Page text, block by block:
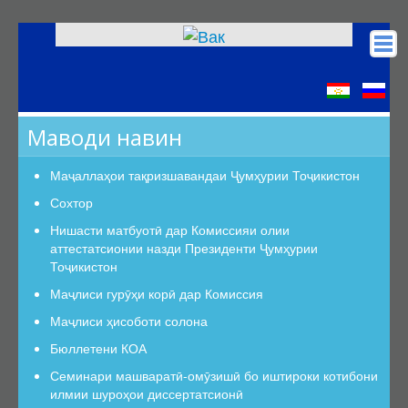
КОА
Низомномаҳо
Шуъбаи аттестатсионӣ
Шуъбаҳои аттестатсионии илмӣ
Дастурамалҳои вазифавии кормандони шуъба
Раёсат
Аъзои Раёсат
Маводи навин
Маҷаллаҳои тақризшавандаи Ҷумҳурии Тоҷикистон
Сохтор
Нишасти матбуотӣ дар Комиссияи олии
аттестатсионии назди Президенти Ҷумҳурии
Тоҷикистон
Маҷлиси гурӯҳи корӣ дар Комиссия
Маҷлиси ҳисоботи солона
Бюллетени КОА
Семинари машваратӣ-омӯзишӣ бо иштироки котибони
илмии шуроҳои диссертатсионӣ